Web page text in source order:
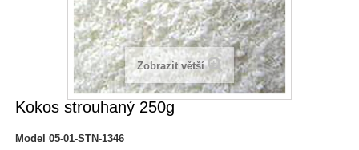
Zobrazit větší
Kokos strouhaný 250g
Model 05-01-STN-1346